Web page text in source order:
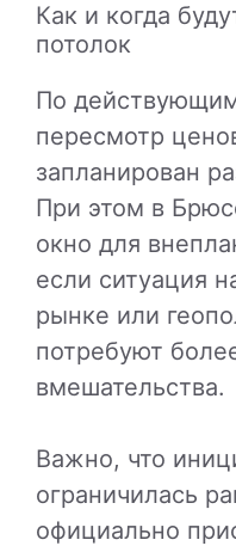
Как и когда
потолок
По
пересмотр
запланирован
При этом в
окно для
если ситуация
рынке или
потребуют
вмешательства.
Важно, что
ограничилась
официально